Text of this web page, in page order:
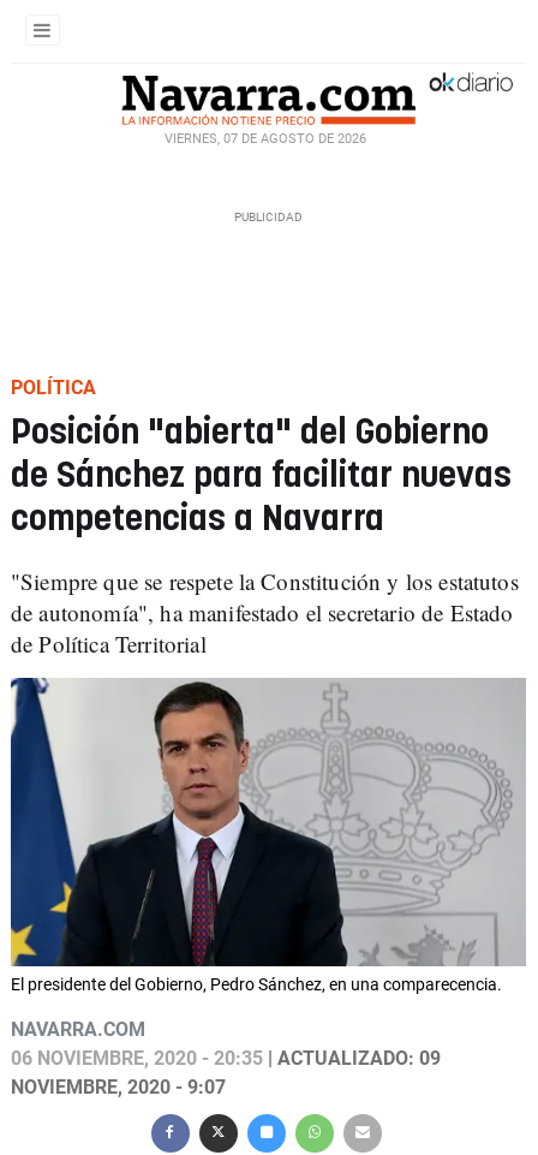
VIERNES, 07 DE AGOSTO DE 2026
POLÍTICA
Posición "abierta" del Gobierno
de Sánchez para facilitar nuevas
competencias a Navarra
"Siempre que se respete la Constitución y los estatutos
de autonomía", ha manifestado el secretario de Estado
de Política Territorial
El presidente del Gobierno, Pedro Sánchez, en una comparecencia.
NAVARRA.COM
06 NOVIEMBRE, 2020 - 20:35 | ACTUALIZADO: 09
NOVIEMBRE, 2020 - 9:07